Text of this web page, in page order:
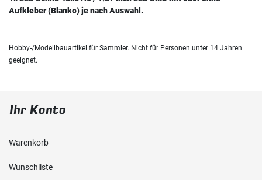
Aufkleber (Blanko) je nach Auswahl.
Hobby-/Modellbauartikel für Sammler. Nicht für Personen unter 14 Jahren
geeignet.
Ihr Konto
Warenkorb
Wunschliste